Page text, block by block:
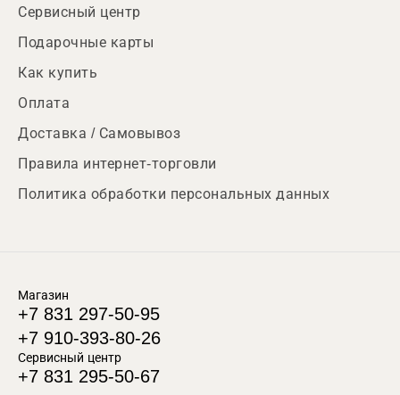
Сервисный центр
Подарочные карты
Как купить
Оплата
Доставка / Самовывоз
Правила интернет-торговли
Политика обработки персональных данных
Магазин
+7 831 297-50-95
+7 910-393-80-26
Сервисный центр
+7 831 295-50-67